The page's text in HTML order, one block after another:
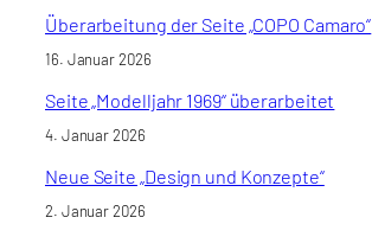
Überarbeitung der Seite „COPO Camaro“
16. Januar 2026
Seite „Modelljahr 1969“ überarbeitet
4. Januar 2026
Neue Seite „Design und Konzepte“
2. Januar 2026